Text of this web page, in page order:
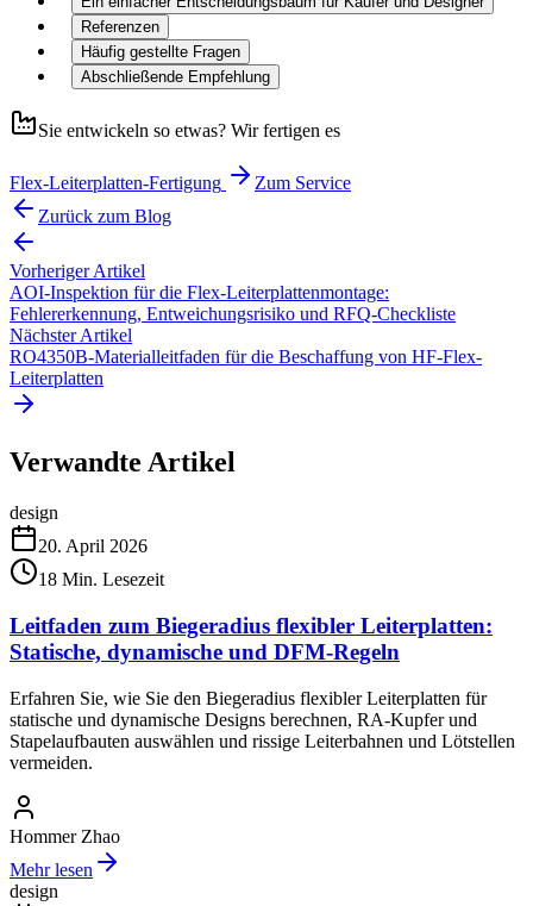
Referenzen
Häufig gestellte Fragen
Abschließende Empfehlung
Sie entwickeln so etwas? Wir fertigen es
Flex-Leiterplatten-Fertigung
Zum Service
Zurück zum Blog
Vorheriger Artikel
AOI-Inspektion für die Flex-Leiterplattenmontage:
Fehlererkennung, Entweichungsrisiko und RFQ-Checkliste
Nächster Artikel
RO4350B-Materialleitfaden für die Beschaffung von HF-Flex-
Leiterplatten
Verwandte Artikel
design
20. April 2026
18 Min. Lesezeit
Leitfaden zum Biegeradius flexibler Leiterplatten:
Statische, dynamische und DFM-Regeln
Erfahren Sie, wie Sie den Biegeradius flexibler Leiterplatten für
statische und dynamische Designs berechnen, RA-Kupfer und
Stapelaufbauten auswählen und rissige Leiterbahnen und Lötstellen
vermeiden.
Hommer Zhao
Mehr lesen
design